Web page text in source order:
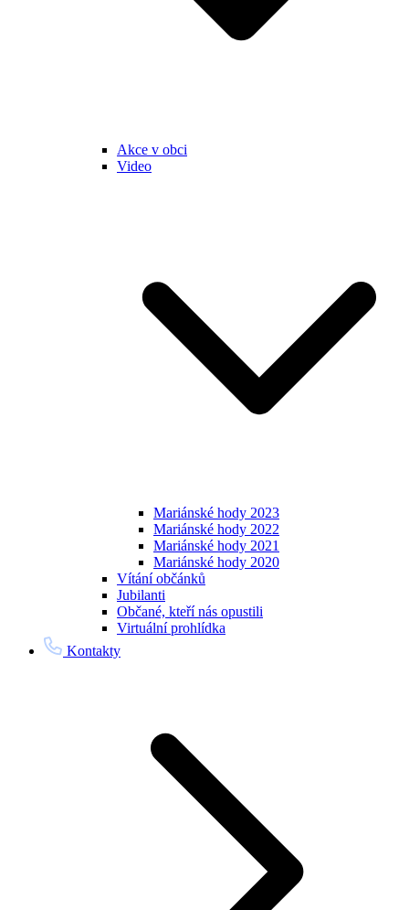
Akce v obci
Video
Mariánské hody 2023
Mariánské hody 2022
Mariánské hody 2021
Mariánské hody 2020
Vítání občánků
Jubilanti
Občané, kteří nás opustili
Virtuální prohlídka
Kontakty